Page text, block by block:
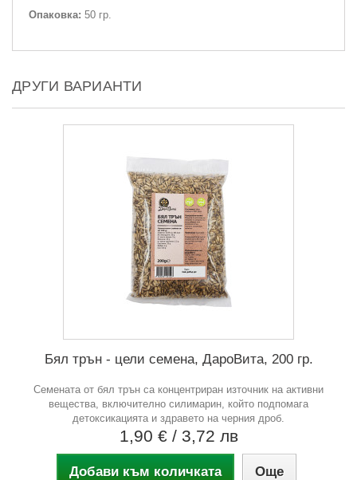
Опаковка: 50 гр.
ДРУГИ ВАРИАНТИ
Бял трън - цели семена, ДароВита, 200 гр.
Семената от бял трън са концентриран източник на активни
вещества, включително силимарин, който подпомага
детоксикацията и здравето на черния дроб.
1,90 € / 3,72 лв
Добави към количката Още